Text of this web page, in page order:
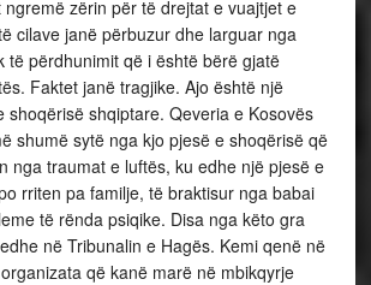
ngremë zërin për të drejtat e vuajtjet e
cilave janë përbuzur dhe larguar nga
të përdhunimit që i është bërë gjatë
Faktet janë tragjike. Ajo është një
shoqërisë shqiptare. Qeveria e Kosovës
shumë sytë nga kjo pjesë e shoqërisë që
nga traumat e luftës, ku edhe një pjesë e
rriten pa familje, të braktisur nga babai
të rënda psiqike. Disa nga këto gra
në Tribunalin e Hagës. Kemi qenë në
që kanë marë në mbikqyrje